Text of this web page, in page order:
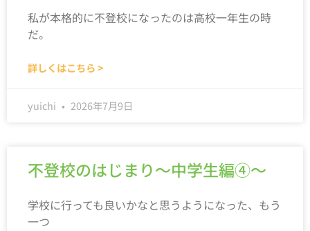
私が本格的に不登校になったのは高校一年生の時
だ。
詳しくはこちら >
yuichi 2026年7月9日
不登校のはじまり～中学生編④～
学校に行っても良いかなと思うようになった、もう
一つ